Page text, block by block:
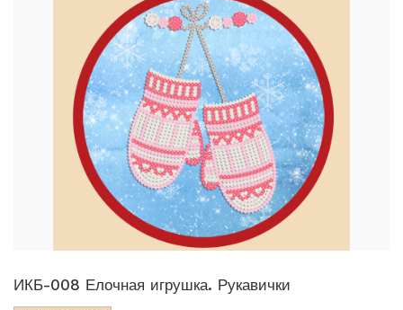
ИКБ-008 Елочная игрушка. Рукавички